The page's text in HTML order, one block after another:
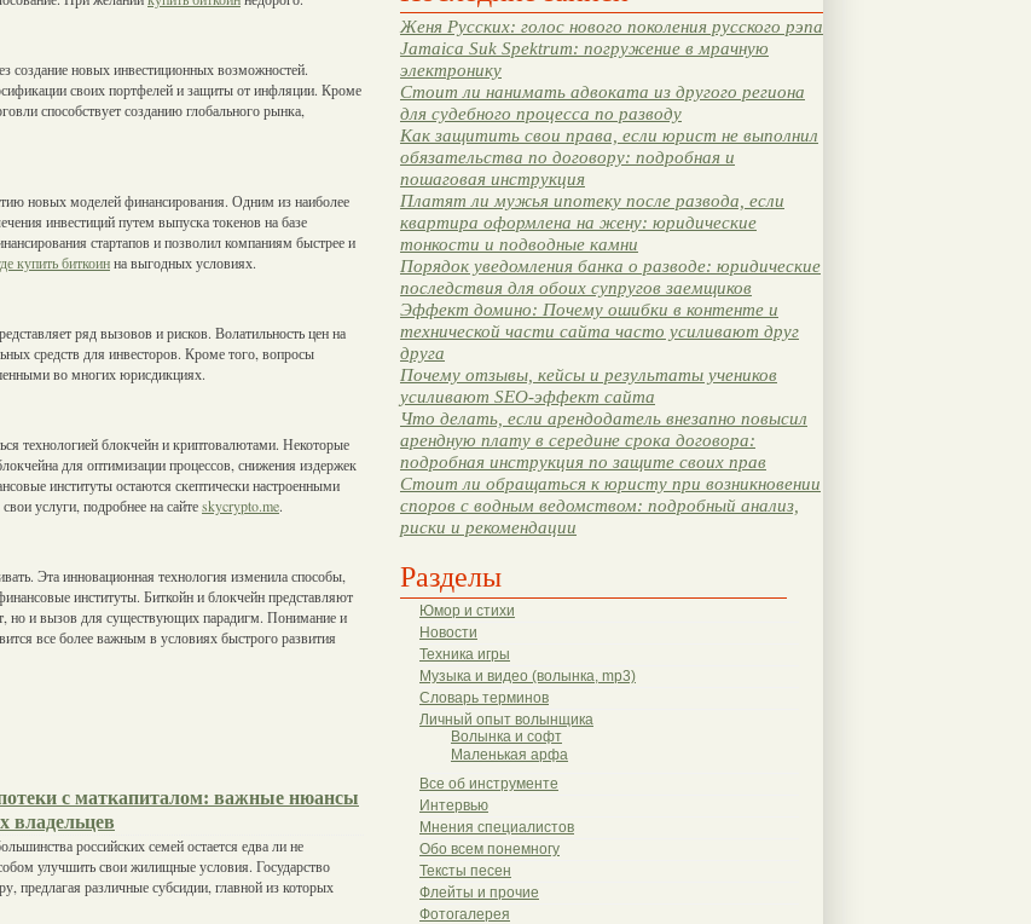
Женя Русских: голос нового поколения русского рэпа
Jamaica Suk Spektrum: погружение в мрачную
электронику
Стоит ли нанимать адвоката из другого региона
для судебного процесса по разводу
Как защитить свои права, если юрист не выполнил
обязательства по договору: подробная и
пошаговая инструкция
Платят ли мужья ипотеку после развода, если
квартира оформлена на жену: юридические
тонкости и подводные камни
Порядок уведомления банка о разводе: юридические
последствия для обоих супругов заемщиков
Эффект домино: Почему ошибки в контенте и
технической части сайта часто усиливают друг
друга
Почему отзывы, кейсы и результаты учеников
усиливают SEO-эффект сайта
Что делать, если арендодатель внезапно повысил
арендную плату в середине срока договора:
подробная инструкция по защите своих прав
Стоит ли обращаться к юристу при возникновении
споров с водным ведомством: подробный анализ,
риски и рекомендации
Разделы
Юмор и стихи
Новости
Техника игры
Музыка и видео (волынка, mp3)
Словарь терминов
Личный опыт волынщика
Волынка и софт
Маленькая арфа
Все об инструменте
Интервью
Мнения специалистов
Обо всем понемногу
Тексты песен
Флейты и прочие
Фотогалерея
создание новых инвестиционных возможностей.
своих портфелей и защиты от инфляции. Кроме
способствует созданию глобального рынка,
новых моделей финансирования. Одним из наиболее
инвестиций путем выпуска токенов на базе
стартапов и позволил компаниям быстрее и
купить биткоинна выгодных условиях.
ряд вызовов и рисков. Волатильность цен на
средств для инвесторов. Кроме того, вопросы
во многих юрисдикциях.
технологией блокчейн и криптовалютами. Некоторые
для оптимизации процессов, снижения издержек
институты остаются скептически настроенными
услуги, подробнее на сайтеskycrypto.me.
Эта инновационная технология изменила способы,
институты. Биткойн и блокчейн представляют
но и вызов для существующих парадигм. Понимание и
все более важным в условиях быстрого развития
с маткапиталом: важные нюансы
владельцев
российских семей остается едва ли не
улучшить свои жилищные условия. Государство
предлагая различные субсидии, главной из которых